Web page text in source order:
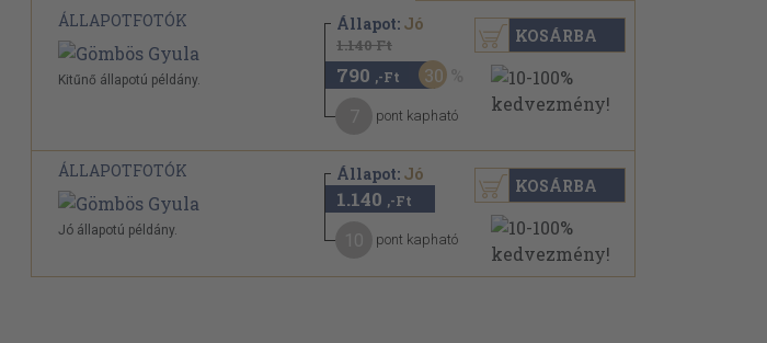
ÁLLAPOTFOTÓK
Kitűnő állapotú példány.
Állapot: Jó
1.140 Ft
790 ,-Ft 30
pont kapható
KOSÁRBA
ÁLLAPOTFOTÓK
Jó állapotú példány.
Állapot: Jó
1.140 ,-Ft
pont kapható
KOSÁRBA